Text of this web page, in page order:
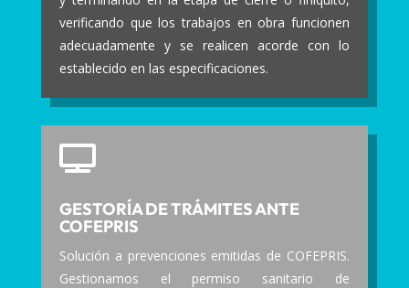
verificando que los trabajos en obra funcionen
adecuadamente y se realicen acorde con lo
establecido en las especificaciones.

GESTORÍA DE TRÁMITES ANTE
COFEPRIS
Solución a prevenciones emitidas de COFEPRIS.
Gestionamos el permiso sanitario de